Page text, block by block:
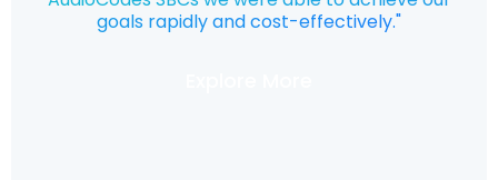
goals rapidly and cost-effectively."